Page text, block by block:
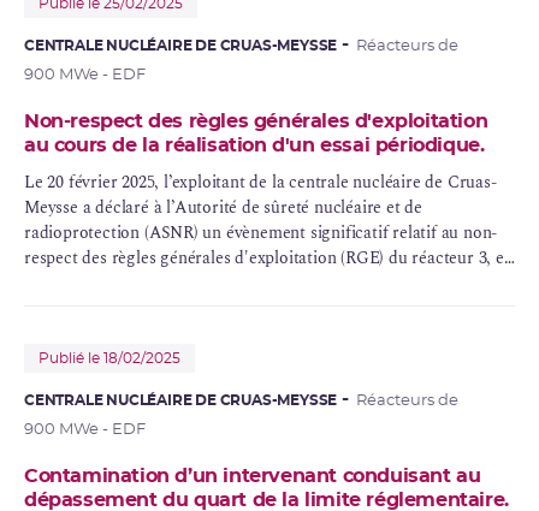
Publié le 25/02/2025
CENTRALE NUCLÉAIRE DE CRUAS-MEYSSE
Réacteurs de
900 MWe - EDF
Non-respect des règles générales d'exploitation
au cours de la réalisation d'un essai périodique.
Le 20 février 2025, l’exploitant de la centrale nucléaire de Cruas-
Meysse a déclaré à l’Autorité de sûreté nucléaire et de
radioprotection (ASNR) un évènement significatif relatif au non-
respect des règles générales d'exploitation (RGE) du réacteur 3, en
Publié le 18/02/2025
CENTRALE NUCLÉAIRE DE CRUAS-MEYSSE
Réacteurs de
900 MWe - EDF
Contamination d’un intervenant conduisant au
dépassement du quart de la limite réglementaire.